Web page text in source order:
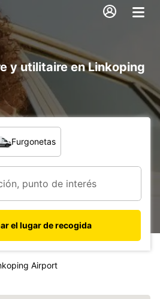
y utilitaire en Linkoping
Furgonetas
el lugar de recogida
Airport